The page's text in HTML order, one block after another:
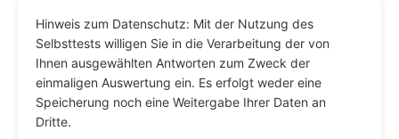
Hinweis zum Datenschutz: Mit der Nutzung des
Selbsttests willigen Sie in die Verarbeitung der von
Ihnen ausgewählten Antworten zum Zweck der
einmaligen Auswertung ein. Es erfolgt weder eine
Speicherung noch eine Weitergabe Ihrer Daten an
Dritte.